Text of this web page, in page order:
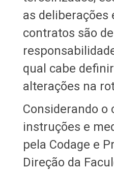
as deliberações
contratos são de
qual cabe
alterações na
Considerando o
instruções e
pela Codage e
Direção da